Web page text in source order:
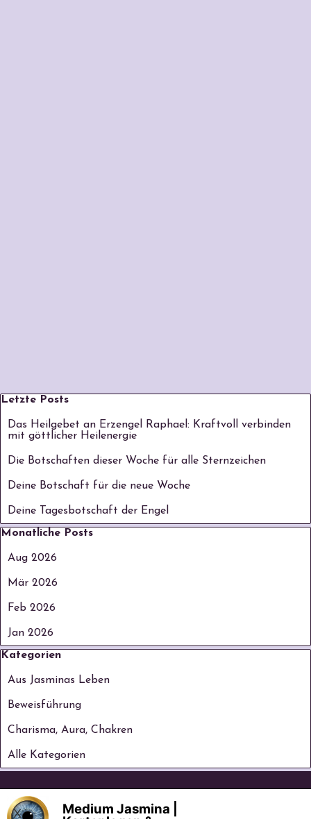
Block überspringen Letzte Posts
Letzte Posts
Das Heilgebet an Erzengel Raphael: Kraftvoll verbinden
mit göttlicher Heilenergie
Die Botschaften dieser Woche für alle Sternzeichen
Deine Botschaft für die neue Woche
Deine Tagesbotschaft der Engel
Block überspringen Monatliche Posts
Monatliche Posts
Aug 2026
Mär 2026
Feb 2026
Jan 2026
Block überspringen Kategorien
Kategorien
Aus Jasminas Leben
Beweisführung
Charisma, Aura, Chakren
Alle Kategorien
©seit 2006 Medium Jasmina Mentor &
Coaching  |  Eingetragene Marke:
Medium Jasmina |
X